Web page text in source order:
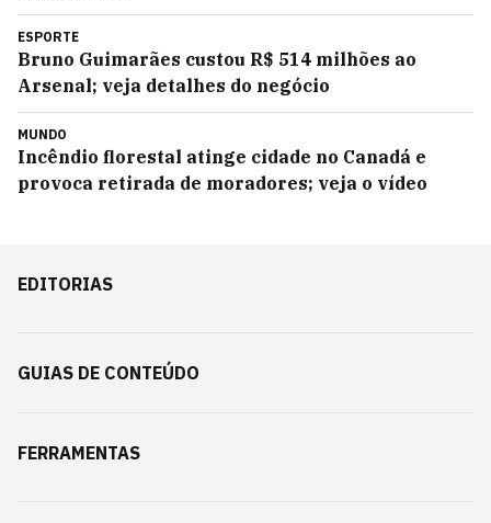
ESPORTE
Bruno Guimarães custou R$ 514 milhões ao
Arsenal; veja detalhes do negócio
MUNDO
Incêndio florestal atinge cidade no Canadá e
provoca retirada de moradores; veja o vídeo
EDITORIAS
GUIAS DE CONTEÚDO
FERRAMENTAS